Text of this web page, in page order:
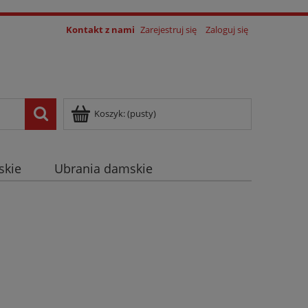
Kontakt z nami Zarejestruj się Zaloguj się
Koszyk:(pusty)
Ubrania damskie